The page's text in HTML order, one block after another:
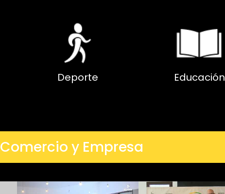
Deporte Educación
Comercio y Empresa